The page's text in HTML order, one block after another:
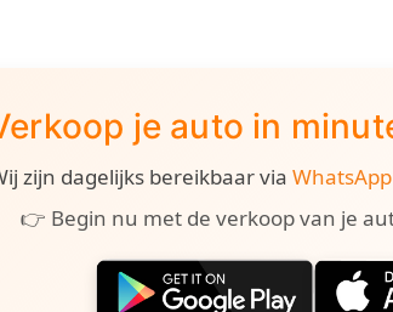
je auto in
zijn dagelijks bereikbaar via WhatsApp
👉 Begin nu met de verkoop van je